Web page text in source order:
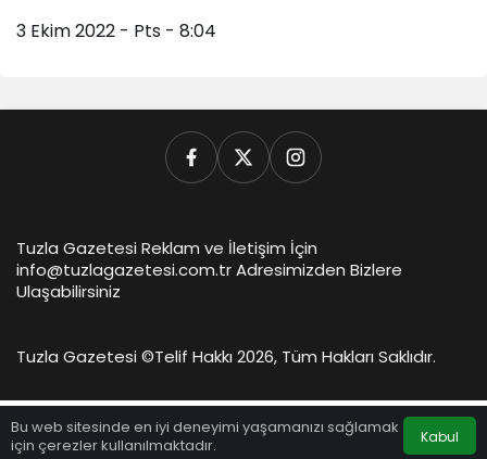
3 Ekim 2022 - Pts - 8:04
Bu web sitesinde en iyi deneyimi yaşamanızı sağlamak
için çerezler kullanılmaktadır.
Kabul
Anasayfa Hesabım
Tuzla Gazetesi Reklam ve İletişim İçin
info@tuzlagazetesi.com.tr Adresimizden Bizlere
Ulaşabilirsiniz
Tuzla Gazetesi ©Telif Hakkı 2026, Tüm Hakları Saklıdır.